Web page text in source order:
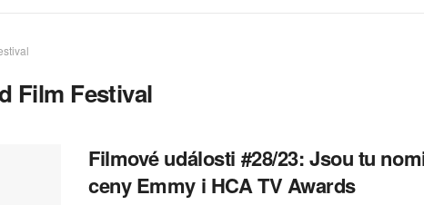
Film Festival
Filmové události #28/23: Jsou tu
ceny Emmy i HCA TV Awards